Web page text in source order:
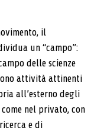
il
un “campo”:
delle scienze
attività attinenti
all’esterno degli
nel privato, con
e di